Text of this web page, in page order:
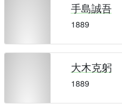
手島誠吾
1889
大木克躬
1889